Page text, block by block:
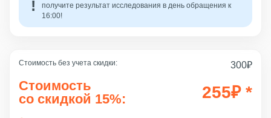
Стоимость без учета скидки: 300₽
Стоимость
со скидкой 15%:
255₽ *
получите результат исследования в день обращения к
16:00!